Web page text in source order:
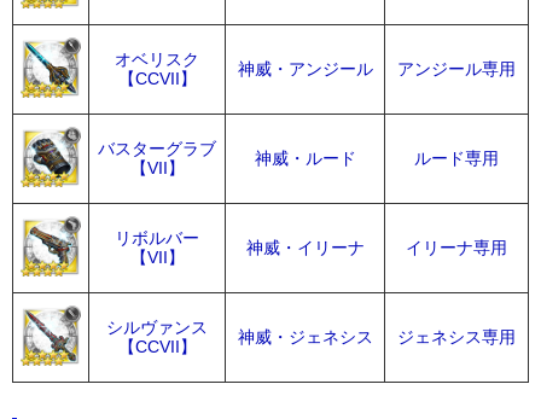
オベリスク
【CCVII】
神威・アンジール アンジール専用
バスターグラブ
【VII】
神威・ルード ルード専用
リボルバー
【VII】
神威・イリーナ イリーナ専用
シルヴァンス
【CCVII】
神威・ジェネシス ジェネシス専用